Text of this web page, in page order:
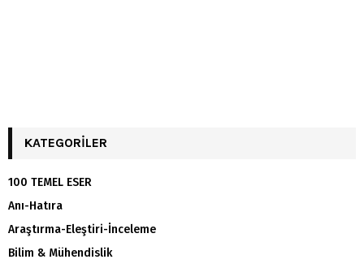
KATEGORILER
100 TEMEL ESER
Anı-Hatıra
Araştırma-Eleştiri-İnceleme
Bilim & Mühendislik